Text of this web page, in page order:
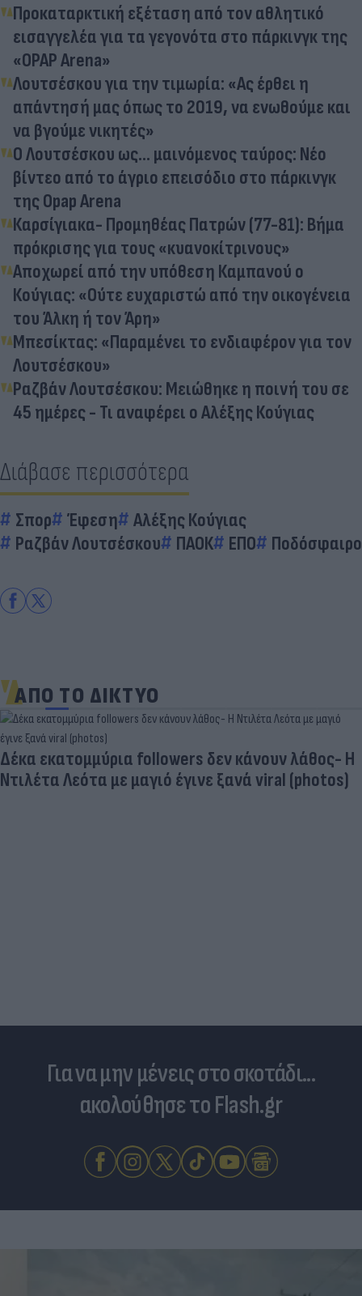
Προκαταρκτική εξέταση από τον αθλητικό
εισαγγελέα για τα γεγονότα στο πάρκινγκ της
«OPAP Arena»
Λουτσέσκου για την τιμωρία: «Ας έρθει η
απάντησή μας όπως το 2019, να ενωθούμε και
να βγούμε νικητές»
Ο Λουτσέσκου ως... μαινόμενος ταύρος: Νέο
βίντεο από το άγριο επεισόδιο στο πάρκινγκ
της Opap Arena
Καρσίγιακα- Προμηθέας Πατρών (77-81): Βήμα
πρόκρισης για τους «κυανοκίτρινους»
Αποχωρεί από την υπόθεση Καμπανού ο
Κούγιας: «Ούτε ευχαριστώ από την οικογένεια
του Άλκη ή τον Άρη»
Μπεσίκτας: «Παραμένει το ενδιαφέρον για τον
Λουτσέσκου»
Ραζβάν Λουτσέσκου: Μειώθηκε η ποινή του σε
45 ημέρες - Τι αναφέρει ο Αλέξης Κούγιας
Διάβασε περισσότερα
Σπορ Έφεση
Αλέξης Κούγιας
Ραζβάν Λουτσέσκου
ΠΑΟΚ ΕΠΟ Ποδόσφαιρο
ΑΠΟ ΤΟ ΔΙΚΤΥΟ
Δέκα εκατομμύρια followers δεν κάνουν λάθος- Η
Ντιλέτα Λεότα με μαγιό έγινε ξανά viral (photos)
Για να μην μένεις στο σκοτάδι...
ακολούθησε το Flash.gr